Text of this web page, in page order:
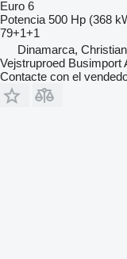
Euro 6
Potencia 500 Hp (368
79+1+1
Dinamarca,
Vejstruproed Busimport
Contacte con el